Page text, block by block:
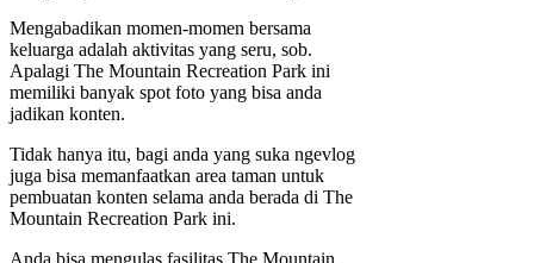
Mengabadikan momen-momen bersama
keluarga adalah aktivitas yang seru, sob.
Apalagi The Mountain Recreation Park ini
memiliki banyak spot foto yang bisa anda
jadikan konten.
Tidak hanya itu, bagi anda yang suka ngevlog
juga bisa memanfaatkan area taman untuk
pembuatan konten selama anda berada di The
Mountain Recreation Park ini.